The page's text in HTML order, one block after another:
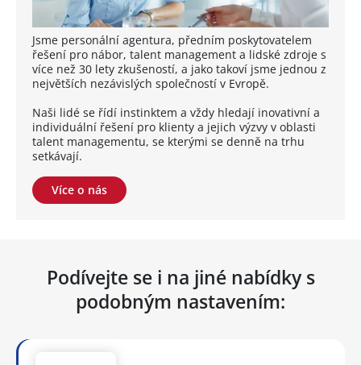
Jsme personální agentura, předním poskytovatelem
řešení pro nábor, talent management a lidské zdroje s
více než 30 lety zkušeností, a jako takoví jsme jednou z
největších nezávislých společností v Evropě.
Naši lidé se řídí instinktem a vždy hledají inovativní a
individuální řešení pro klienty a jejich výzvy v oblasti
talent managementu, se kterými se denně na trhu
setkávají.
Více o nás
Podívejte se i na jiné nabídky s
podobným nastavením: